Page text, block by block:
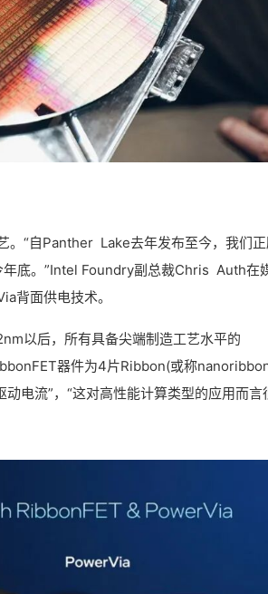
。“自Panther Lake去年发布至今，我们
年底。”Intel Foundry副总裁Chris Auth在
背面供电技术。
以后，所有具备尖端制造工艺水平的
器件为4片Ribbon(或称nanoribbon
电流”，“这对高性能计算类型的应用而言